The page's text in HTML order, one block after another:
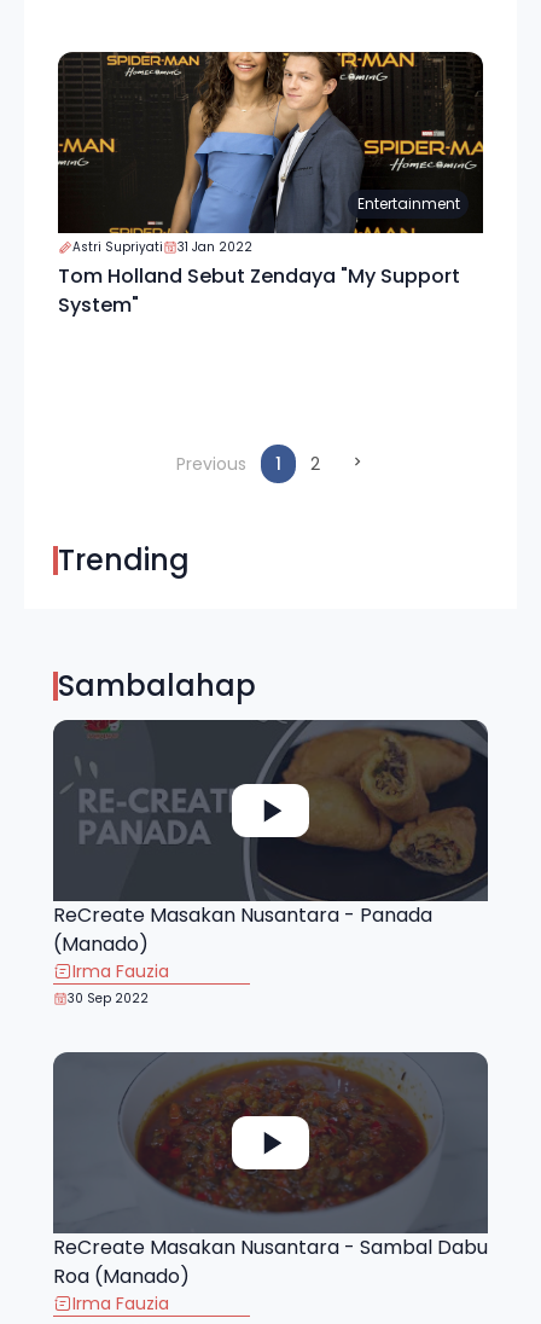
Entertainment
Astri Supriyati 31 Jan 2022
Tom Holland Sebut Zendaya "My Support
System"
Previous 1(current)
2
Trending
Sambalahap
ReCreate Masakan Nusantara - Panada
(Manado)
Irma Fauzia
30 Sep 2022
ReCreate Masakan Nusantara - Sambal Dabu
Roa (Manado)
Irma Fauzia